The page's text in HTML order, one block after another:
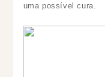
uma possível cura.